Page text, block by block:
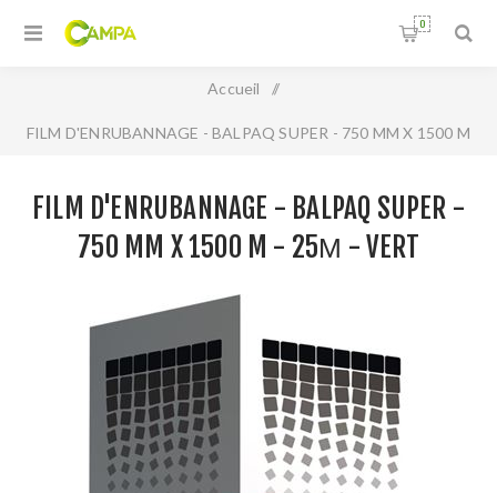
0
Accueil /
FILM D'ENRUBANNAGE - BALPAQ SUPER - 750 MM X 1500 M
FILM D'ENRUBANNAGE - BALPAQ SUPER -
750 MM X 1500 M - 25Μ - VERT